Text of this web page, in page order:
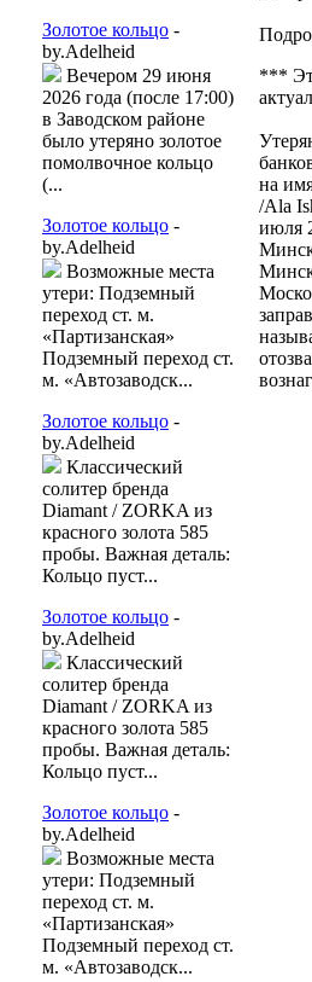
Золотое кольцо -
by.Adelheid
Вечером 29 июня
2026 года (после 17:00)
в Заводском районе
было утеряно золотое
помолвочное кольцо
(...
Золотое кольцо -
by.Adelheid
Возможные места
утери: Подземный
переход ст. м.
«Партизанская»
Подземный переход ст.
м. «Автозаводск...
Золотое кольцо -
by.Adelheid
Классический
солитер бренда
Diamant / ZORKA из
красного золота 585
пробы. Важная деталь:
Кольцо пуст...
Золотое кольцо -
by.Adelheid
Классический
солитер бренда
Diamant / ZORKA из
красного золота 585
пробы. Важная деталь:
Кольцо пуст...
Золотое кольцо -
by.Adelheid
Возможные места
утери: Подземный
переход ст. м.
«Партизанская»
Подземный переход ст.
м. «Автозаводск...
***
на
/Ala
июля